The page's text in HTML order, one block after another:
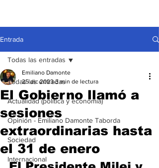
Entrada
Todas las entradas
Actualidad (política y economía)
Opinión - Emiliano Damonte Taborda
Sociedad
Internacional
Todas las entradas
El Gobierno llamó a
sesiones
extraordinarias hasta
el 31 de enero
Emiliano Damonte
25 dic 2023 3 min de lectura